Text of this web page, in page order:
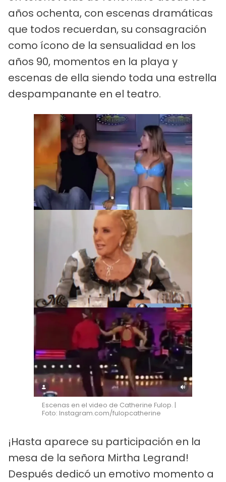
años ochenta, con escenas dramáticas
que todos recuerdan, su consagración
como ícono de la sensualidad en los
años 90, momentos en la playa y
escenas de ella siendo toda una estrella
despampanante en el teatro.
Escenas en el video de Catherine Fulop. |
Foto: Instagram.com/fulopcatherine
¡Hasta aparece su participación en la
mesa de la señora Mirtha Legrand!
Después dedicó un emotivo momento a